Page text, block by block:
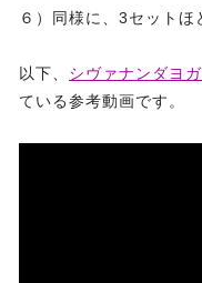
６）同様に、3セットほ
以下、 シヴァナンダヨガ
ている参考動画です。